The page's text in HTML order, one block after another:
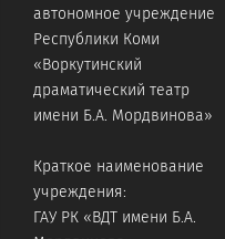
автономное учреждение
Республики Коми
«Воркутинский
драматический театр
имени Б.А. Мордвинова»
Краткое наименование
учреждения:
ГАУ РК «ВДТ имени Б.А.